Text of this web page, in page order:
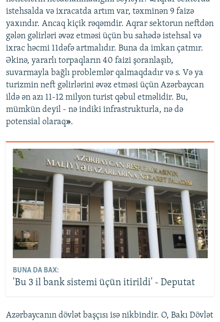
istehsalda və ixracatda artım var, təxminən 9 faizə
yaxındır. Ancaq kiçik rəqəmdir. Aqrar sektorun neftdən
gələn gəlirləri əvəz etməsi üçün bu sahədə istehsal və
ixrac həcmi 11dəfə artmalıdır. Buna da imkan çatmır.
Əkinə, yararlı torpaqların 40 faizi şoranlaşıb,
suvarmayla bağlı problemlər qalmaqdadır və s. Və ya
turizmin neft gəlirlərini əvəz etməsi üçün Azərbaycan
ildə ən azı 11-12 milyon turist qəbul etməlidir. Bu,
mümkün deyil - nə indiki infrastrukturla, nə də
potensial olaraq».
BUNA DA BAX:
'Bu 3 il bank sistemi üçün itirildi' - Deputat
Azərbaycanın dövlət başçısı isə nikbindir. O, Bakı Dövlət